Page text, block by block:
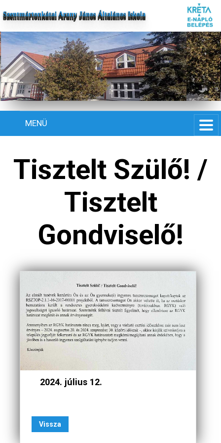
Szentmártonkátai Arany János Általános Iskola
MENÜ
Tisztelt Szülő! /
Tisztelt
Gondviselő!
2024. július 12.
Vissza